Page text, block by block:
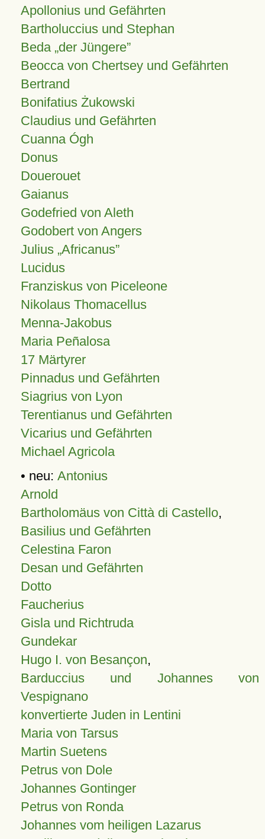
Apollonius und Gefährten
Bartholuccius und Stephan
Beda „der Jüngere”
Beocca von Chertsey und Gefährten
Bertrand
Bonifatius Żukowski
Claudius und Gefährten
Cuanna Ógh
Donus
Douerouet
Gaianus
Godefried von Aleth
Godobert von Angers
Julius Africanus
Lucidus
Franziskus von Piceleone
Nikolaus Thomacellus
Menna-Jakobus
Maria Peñalosa
17 Märtyrer
Pinnadus und Gefährten
Siagrius von Lyon
Terentianus und Gefährten
Vicarius und Gefährten
Michael Agricola
• neu: Antonius
Arnold
Bartholomäus von Città di Castello,
Basilius und Gefährten
Celestina Faron
Desan und Gefährten
Dotto
Faucherius
Gisla und Richtruda
Gundekar
Hugo I. von Besançon,
Barduccius und Johannes von
Vespignano
konvertierte Juden in Lentini
Maria von Tarsus
Martin Suetens
Petrus von Dole
Johannes Gontinger
Petrus von Ronda
Johannes vom heiligen Lazarus